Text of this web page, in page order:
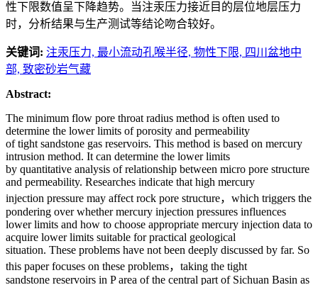
性下限数值呈下降趋势。当注汞压力接近目的层位地层压力
时，分析结果与生产测试等结论吻合较好。
关键词: 注汞压力, 最小流动孔喉半径, 物性下限, 四川盆地中
部, 致密砂岩气藏
Abstract:
The minimum flow pore throat radius method is often used to
determine the lower limits of porosity and permeability
of tight sandstone gas reservoirs. This method is based on mercury
intrusion method. It can determine the lower limits
by quantitative analysis of relationship between micro pore structure
and permeability. Researches indicate that high mercury
injection pressure may affect rock pore structure，which triggers the
pondering over whether mercury injection pressures influences
lower limits and how to choose appropriate mercury injection data to
acquire lower limits suitable for practical geological
situation. These problems have not been deeply discussed by far. So
this paper focuses on these problems，taking the tight
sandstone reservoirs in P area of the central part of Sichuan Basin as